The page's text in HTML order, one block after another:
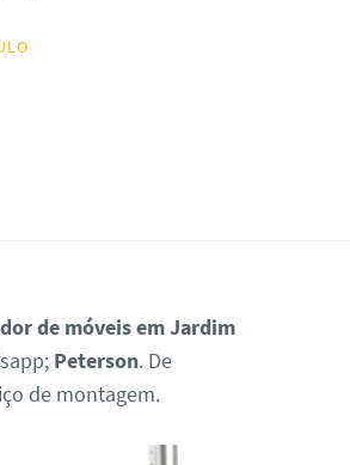
de móveis em Jardim
Peterson. De
de montagem.